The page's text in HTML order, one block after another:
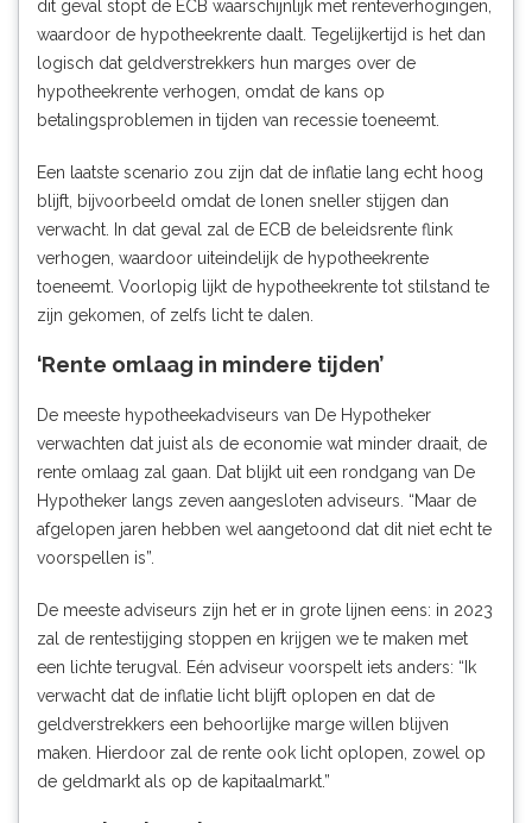
dit geval stopt de ECB waarschijnlijk met renteverhogingen,
waardoor de hypotheekrente daalt. Tegelijkertijd is het dan
logisch dat geldverstrekkers hun marges over de
hypotheekrente verhogen, omdat de kans op
betalingsproblemen in tijden van recessie toeneemt.
Een laatste scenario zou zijn dat de inflatie lang echt hoog
blijft, bijvoorbeeld omdat de lonen sneller stijgen dan
verwacht. In dat geval zal de ECB de beleidsrente flink
verhogen, waardoor uiteindelijk de hypotheekrente
toeneemt. Voorlopig lijkt de hypotheekrente tot stilstand te
zijn gekomen, of zelfs licht te dalen.
‘Rente omlaag in mindere tijden’
De meeste hypotheekadviseurs van De Hypotheker
verwachten dat juist als de economie wat minder draait, de
rente omlaag zal gaan. Dat blijkt uit een rondgang van De
Hypotheker langs zeven aangesloten adviseurs. “Maar de
afgelopen jaren hebben wel aangetoond dat dit niet echt te
voorspellen is”.
De meeste adviseurs zijn het er in grote lijnen eens: in 2023
zal de rentestijging stoppen en krijgen we te maken met
een lichte terugval. Eén adviseur voorspelt iets anders: “Ik
verwacht dat de inflatie licht blijft oplopen en dat de
geldverstrekkers een behoorlijke marge willen blijven
maken. Hierdoor zal de rente ook licht oplopen, zowel op
de geldmarkt als op de kapitaalmarkt.”